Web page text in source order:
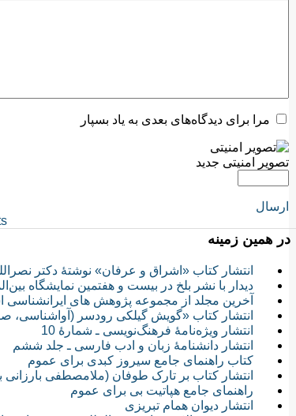
مرا برای دیدگاه‌های بعدی به یاد بسپار
تصویر امنیتی جدید
ارسال
در همین زمینه
انتشار کتاب «اشراق و عرفان» نوشتهٔ دکتر
دیدار با نشر بلخ در بیست و هفتمین نمایشگاه
آخرین مجلد از مجموعه پژوهش های ایرانشناسی
انتشار کتاب «گویش گیلکی رودسر (آواشناسی،
انتشار ویژه‌نامۀ فرهنگ‌نویسی ـ شمارۀ 10
انتشار دانشنامۀ زبان و ادب فارسی ـ جلد ششم
کتاب راهنمای جامع سیروز کبدی برای عموم
انتشار کتاب بر تارک طوفان (ملامصطفی
راهنمای جامع هپاتیت بی برای عموم
انتشار دیوان همام تبریزی